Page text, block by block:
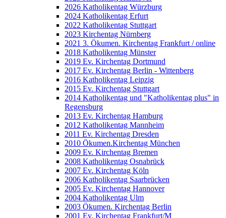
2026 Katholikentag Würzburg
2024 Katholikentag Erfurt
2022 Katholikentag Stuttgart
2023 Kirchentag Nürnberg
2021 3. Ökumen. Kirchentag Frankfurt / online
2018 Katholikentag Münster
2019 Ev. Kirchentag Dortmund
2017 Ev. Kirchentag Berlin - Wittenberg
2016 Katholikentag Leipzig
2015 Ev. Kirchentag Stuttgart
2014 Katholikentag und "Katholikentag plus" in
Regensburg
2013 Ev. Kirchentag Hamburg
2012 Katholikentag Mannheim
2011 Ev. Kirchentag Dresden
2010 Ökumen.Kirchentag München
2009 Ev. Kirchentag Bremen
2008 Katholikentag Osnabrück
2007 Ev. Kirchentag Köln
2006 Katholikentag Saarbrücken
2005 Ev. Kirchentag Hannover
2004 Katholikentag Ulm
2003 Ökumen. Kirchentag Berlin
2001 Ev. Kirchentag Frankfurt/M